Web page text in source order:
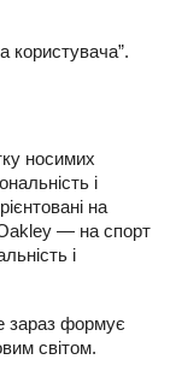
користувача”.
носимих
і
на
— на спорт
і
зараз формує
світом.